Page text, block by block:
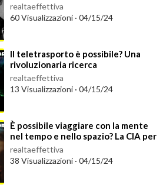
realtaeffettiva
60 Visualizzazioni · 04/15/24
⁣Il teletrasporto è possibile? Una
rivoluzionaria ricerca
realtaeffettiva
13 Visualizzazioni · 04/15/24
⁣È possibile viaggiare con la mente
nel tempo e nello spazio? La CIA per
anni ha provato a farlo
realtaeffettiva
38 Visualizzazioni · 04/15/24